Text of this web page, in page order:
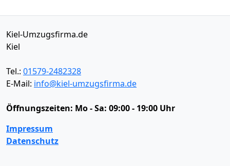
Kiel-Umzugsfirma.de
Kiel
Tel.: 01579-2482328
E-Mail: info@kiel-umzugsfirma.de
Öffnungszeiten: Mo - Sa: 09:00 - 19:00 Uhr
Impressum
Datenschutz